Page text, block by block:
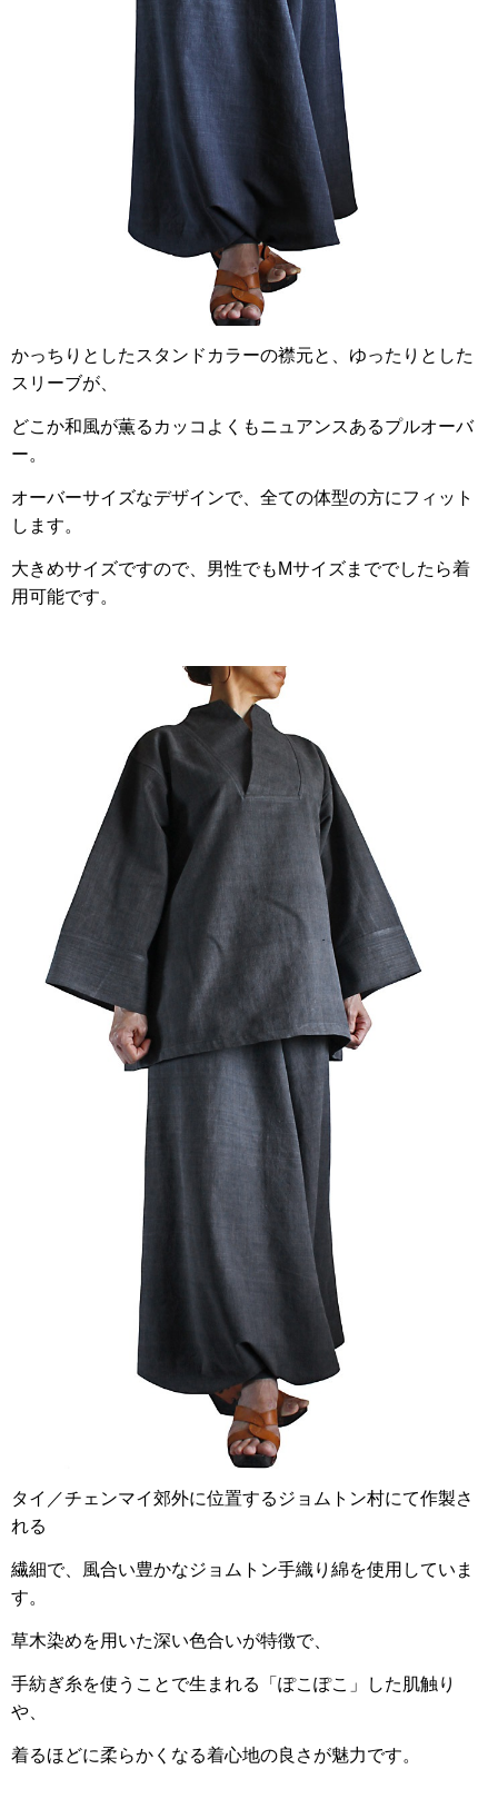
かっちりとしたスタンドカラーの襟元と、ゆったりとした
スリーブが、
どこか和風が薫るカッコよくもニュアンスあるプルオーバ
ー。
オーバーサイズなデザインで、全ての体型の方にフィット
します。
大きめサイズですので、男性でもMサイズまででしたら着
用可能です。
タイ／チェンマイ郊外に位置するジョムトン村にて作製さ
れる
繊細で、風合い豊かなジョムトン手織り綿を使用していま
す。
草木染めを用いた深い色合いが特徴で、
手紡ぎ糸を使うことで生まれる「ぽこぽこ」した肌触り
や、
着るほどに柔らかくなる着心地の良さが魅力です。